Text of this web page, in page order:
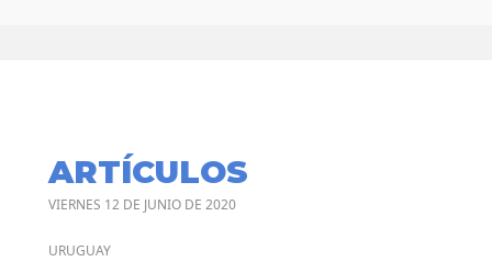
ARTÍCULOS
VIERNES 12 DE JUNIO DE 2020
URUGUAY